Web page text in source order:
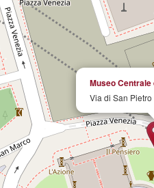
Museo
Via di San